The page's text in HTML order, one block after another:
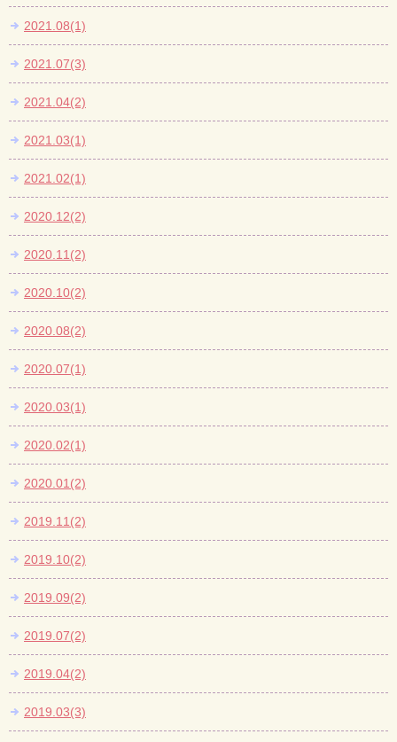
2021.08(1)
2021.07(3)
2021.04(2)
2021.03(1)
2021.02(1)
2020.12(2)
2020.11(2)
2020.10(2)
2020.08(2)
2020.07(1)
2020.03(1)
2020.02(1)
2020.01(2)
2019.11(2)
2019.10(2)
2019.09(2)
2019.07(2)
2019.04(2)
2019.03(3)